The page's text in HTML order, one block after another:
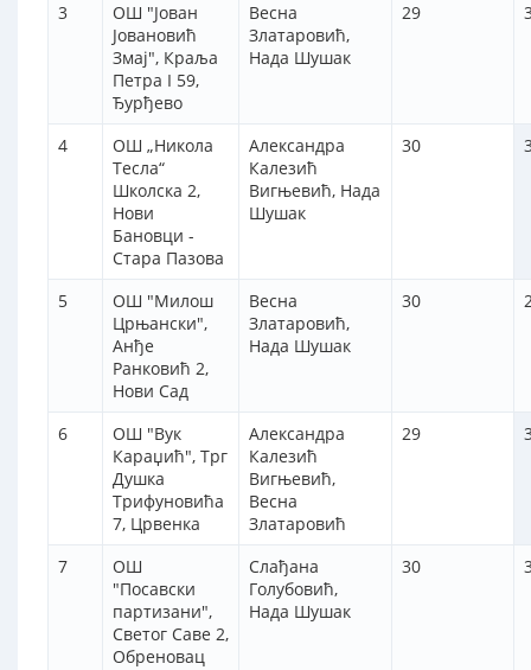
3
ОШ "Јован
Јовановић
Змај", Краља
Петра I 59,
Ђурђево
Весна
Златаровић,
Нада Шушак
29
4
ОШ „Никола
Тесла“
Школска 2,
Нови
Бановци -
Стара Пазова
Александра
Калезић
Вигњевић, Нада
Шушак
30
5
ОШ "Милош
Црњански",
Анђе
Ранковић 2,
Нови Сад
Весна
Златаровић,
Нада Шушак
30
6
ОШ "Вук
Караџић", Трг
Душка
Трифуновића
7, Црвенка
Александра
Калезић
Вигњевић,
Весна
Златаровић
29
7
ОШ
"Посавски
партизани",
Светог Саве 2,
Обреновац
Слађана
Голубовић,
Нада Шушак
30